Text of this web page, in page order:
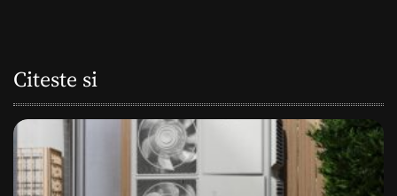
r
e
î
Citeste si